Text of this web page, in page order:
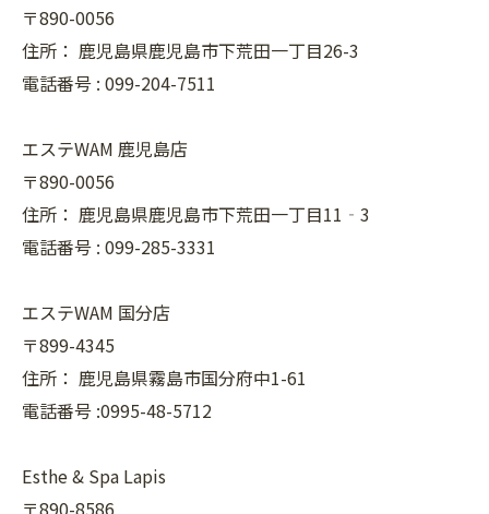
〒890-0056
住所： 鹿児島県鹿児島市下荒田一丁目26-3
電話番号 : 099-204-7511
エステWAM 鹿児島店
〒890-0056
住所： 鹿児島県鹿児島市下荒田一丁目11‐3
電話番号 : 099-285-3331
エステWAM 国分店
〒899-4345
住所： 鹿児島県霧島市国分府中1-61
電話番号 :0995-48-5712
Esthe & Spa Lapis